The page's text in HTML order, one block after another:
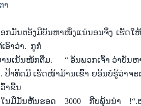
າ
ກມັນຕອ້ງມີບັນຫາໜຶ່ງແນ່ນອນຈຶ່ງ ເຮັດໃ
ເອົາວ່າ. ກູກໍ
ນເນັ້ນໜັກຕື່ມ. “ ອັນພວກເຈົ້າ ວ່າບັນຫ
ປ້າທິດມີ ເຮັດໜ້າມ້ານເຂົ້າ ຍອ້ນບໍ່ຮູ້ວ່າຈະ
ວົ້າຂື້ນ
ໃນມືມັນຫັ້ນຮອດ 3000 ກີບພຸ້ນນ໋າ !“.